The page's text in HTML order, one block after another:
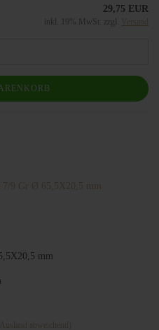
29,75 EUR
inkl. 19% MwSt. zzgl. Versand
mm
(Ausland abweichend)